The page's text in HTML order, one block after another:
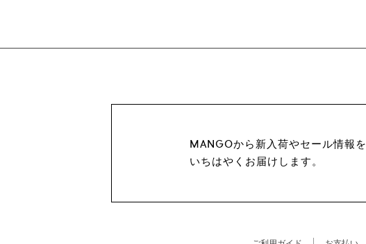
MANGOから新入荷やセール情報を
いちはやくお届けします。